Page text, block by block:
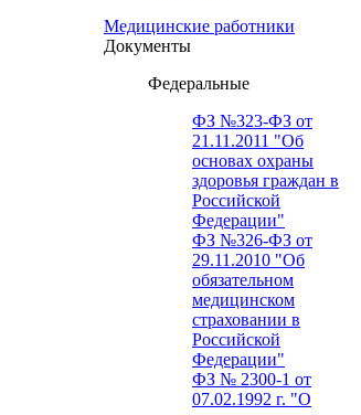
Медицинские работники
Документы
Федеральные
ФЗ №323-ФЗ от
21.11.2011 "Об
основах охраны
здоровья граждан в
Российской
Федерации"
ФЗ №326-ФЗ от
29.11.2010 "Об
обязательном
медицинском
страховании в
Российской
Федерации"
ФЗ № 2300-1 от
07.02.1992 г. "О